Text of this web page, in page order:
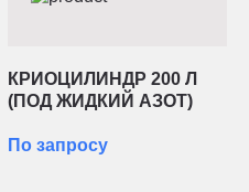
КРИОЦИЛИНДР 200 Л
(ПОД ЖИДКИЙ АЗОТ)
По запросу